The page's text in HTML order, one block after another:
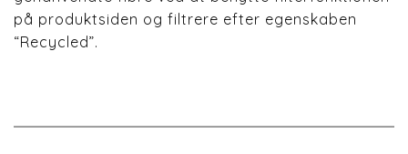
på produktsiden og filtrere efter egenskaben
“Recycled”.